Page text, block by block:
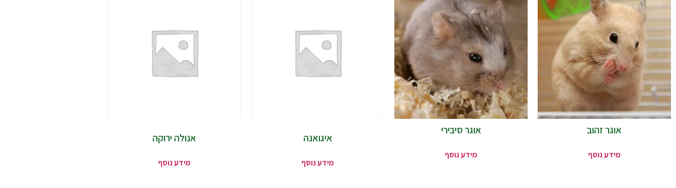
אוגר זהוב
מידע נוסף
אוגר סיבירי
מידע נוסף
איגואנה
מידע נוסף
אנולה ירוקה
מידע נוסף